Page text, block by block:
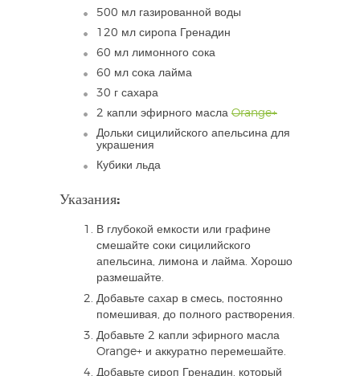
500 мл газированной воды
120 мл сиропа Гренадин
60 мл лимонного сока
60 мл сока лайма
30 г сахара
2 капли эфирного масла Orange+
Дольки сицилийского апельсина для
украшения
Кубики льда
Указания:
В глубокой емкости или графине
смешайте соки сицилийского
апельсина, лимона и лайма. Хорошо
размешайте.
Добавьте сахар в смесь, постоянно
помешивая, до полного растворения.
Добавьте 2 капли эфирного масла
Orange+ и аккуратно перемешайте.
Добавьте сироп Гренадин, который